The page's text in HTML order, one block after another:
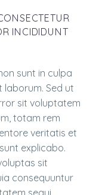
INCIDIDUNT
sunt in culpa
laborum. Sed ut
sit voluptatem
totam rem
veritatis et
explicabo.
sit
consequuntur
sequi